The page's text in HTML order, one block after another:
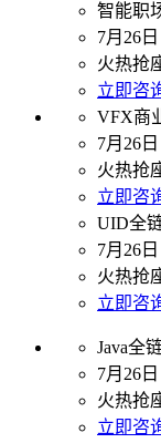
智能职
7月26日
火热抢
立即咨
VFX商
7月26日
火热抢
立即咨
UID全
7月26日
火热抢
立即咨
Java全
7月26日
火热抢
立即咨